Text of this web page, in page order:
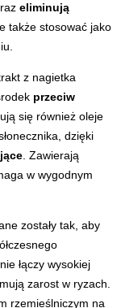
eliminują
także stosować jako
z nagietka
przeciw
się również oleje
dzięki
. Zawierają
w wygodnym
zostały tak, aby
łączy wysokiej
zarost w ryzach.
rzemieślniczym na